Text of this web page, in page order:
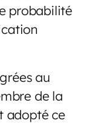
probabilité
au
de la
adopté ce